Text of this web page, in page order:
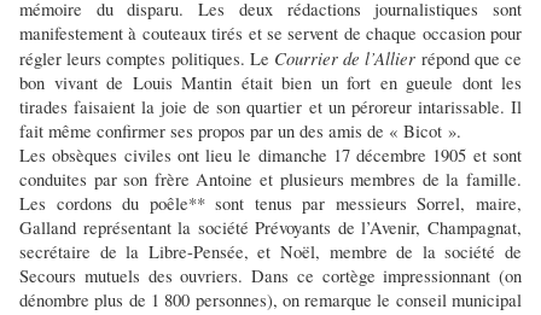
mémoire du disparu. Les deux rédactions journalistiques sont
manifestement à couteaux tirés et se servent de chaque occasion pour
régler leurs comptes politiques. Le Courrier de l’Allier répond que ce
bon vivant de Louis Mantin était bien un fort en gueule dont les
tirades faisaient la joie de son quartier et un péroreur intarissable. Il
fait même confirmer ses propos par un des amis de « Bicot ».
Les obsèques civiles ont lieu le dimanche 17 décembre 1905 et sont
conduites par son frère Antoine et plusieurs membres de la famille.
Les cordons du poêle** sont tenus par messieurs Sorrel, maire,
Galland représentant la société Prévoyants de l’Avenir, Champagnat,
secrétaire de la Libre-Pensée, et Noël, membre de la société de
Secours mutuels des ouvriers. Dans ce cortège impressionnant (on
dénombre plus de 1 800 personnes), on remarque le conseil municipal